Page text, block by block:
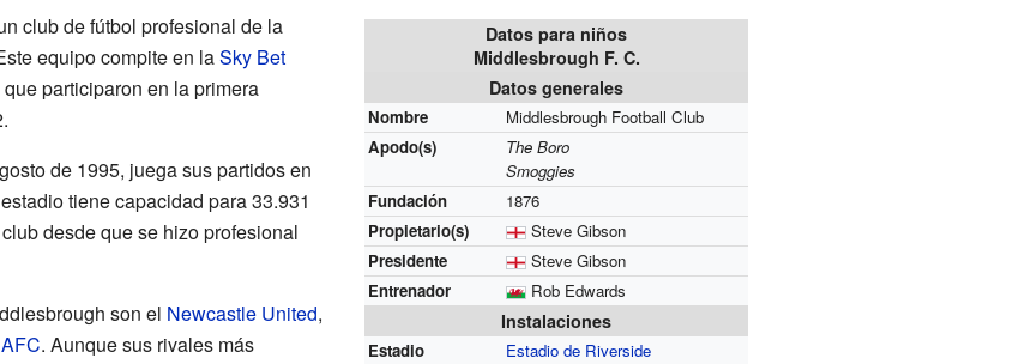
Datos para niños
Middlesbrough F. C.
Datos generales
Nombre
Middlesbrough Football Club
Apodo(s)
The Boro
Smoggies
Fundación
1876
Propietario(s)
Steve Gibson
Presidente
Steve Gibson
Entrenador
Rob Edwards
Instalaciones
Estadio
Estadio de Riverside
club de fútbol profesional de la
equipo compite en laSky Bet
participaron en la primera
de 1995, juega sus partidos en
tiene capacidad para 33.931
desde que se hizo profesional
son el Newcastle United,
. Aunque sus rivales más